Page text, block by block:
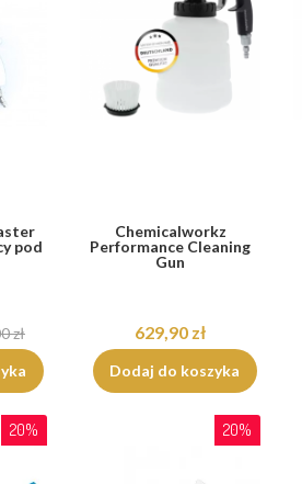
pod
zł
Chemicalworkz
Performance Cleaning
Gun
629,90 zł
Dodaj do koszyka
20% 20%